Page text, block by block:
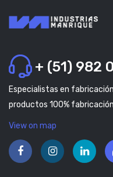
+ (51) 982
Especialistas en
productos 100%
View on map